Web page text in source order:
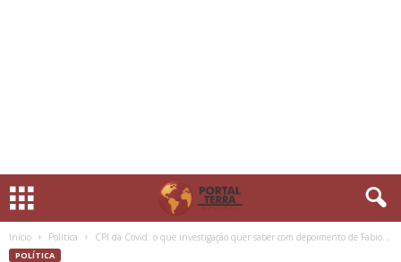
Início Política CPI da Covid: o que investigação quer saber com depoimento de Fabio...
POLÍTICA